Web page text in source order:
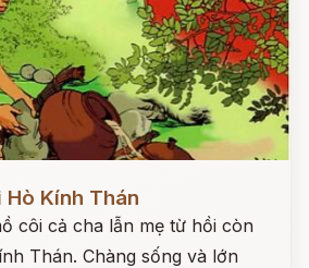
Kính Thán
côi cả cha lẫn mẹ từ hồi còn
Thán. Chàng sống và lớn